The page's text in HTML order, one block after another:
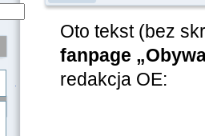
Oto tekst (bez
fanpage
redakcja OE: